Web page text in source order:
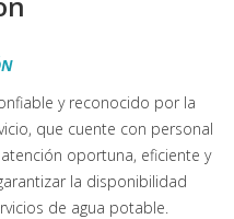
y reconocido por la
que cuente con personal
oportuna, eficiente y
la disponibilidad
de agua potable.